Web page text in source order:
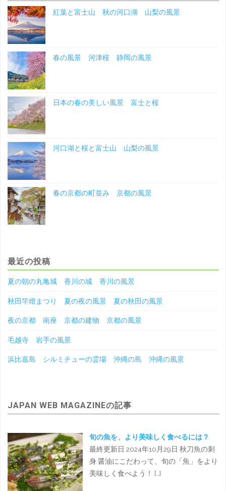
紅葉と富士山 秋の河口湖 山梨の風景
春の風景 河津桜 静岡の風景
日本の春の美しい風景 富士と桜
河口湖と桜と富士山 山梨の風景
春の京都の町並み 京都の風景
最近の投稿
夏の朝の丸亀城 香川の城 香川の風景
秋田竿燈まつり 夏の夜の風景 夏の秋田の風景
夜の京都 南座 京都の建物 京都の風景
毛越寺 岩手の風景
浜比嘉島 シルミチューの霊場 沖縄の島 沖縄の風景
JAPAN WEB MAGAZINEの記事
旬の魚を、より美味しく食べるには？
最終更新日 2024年10月29日 秋刀魚の刺
身 醤油にこだわって、旬の「魚」をより
美味しく食べよう！ […]